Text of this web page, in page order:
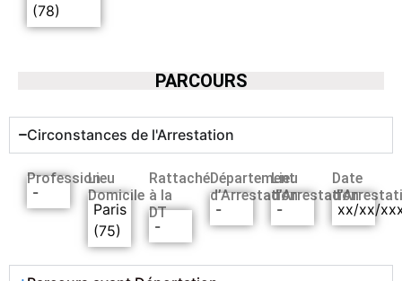
(78)
PARCOURS
Circonstances de l'Arrestation
Profession
-
Lieu
Domicile
Paris
(75)
Rattaché
à la
DT
-
Département
d’Arrestation
-
Lieu
d’Arrestation
-
Date
xx/xx/